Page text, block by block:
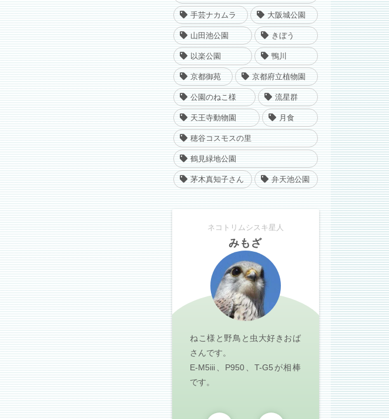
手芸ナカムラ 大阪城公園
山田池公園 きぼう
以楽公園 鴨川
京都御苑 京都府立植物園
公園のねこ様 流星群
天王寺動物園 月食
穂谷コスモスの里
鶴見緑地公園
茅木真知子さん 弁天池公園
ネコトリムシスキ星人
みもざ
ねこ様と野鳥と虫大好きおば
さんです。
E-M5iii、P950、T-G5が相棒
です。